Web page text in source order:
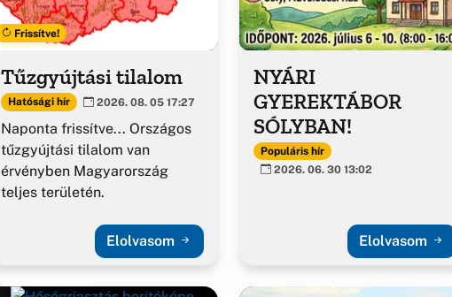
Frissítve!
Tűzgyújtási tilalom
Hatósági hír 2026. 08. 05 17:27
Naponta frissítve... Országos
tűzgyújtási tilalom van
érvényben Magyarország
teljes területén.
Elolvasom
NYÁRI
GYEREKTÁBOR
SÓLYBAN!
Populáris hír
2026. 06. 30 13:02
Elolvasom